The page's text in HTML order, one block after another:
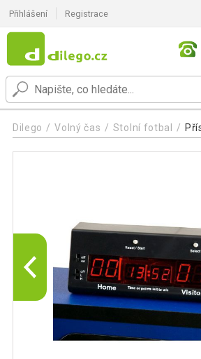
Přihlášení Registrace
Dilego Volný čas Stolní fotbal